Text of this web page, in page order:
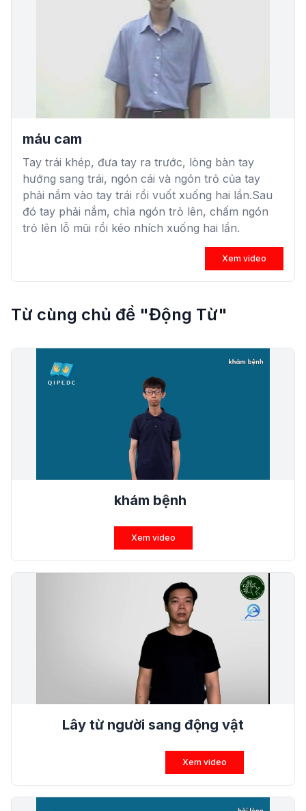
máu cam
Tay trái khép, đưa tay ra trước, lòng bàn tay
hướng sang trái, ngón cái và ngón trỏ của tay
phải nắm vào tay trái rồi vuốt xuống hai lần.Sau
đó tay phải nắm, chỉa ngón trỏ lên, chấm ngón
trỏ lên lỗ mũi rồi kéo nhích xuống hai lần.
Xem video
Từ cùng chủ đề "Động Từ"
khám bệnh
Xem video
Lây từ người sang động vật
Xem video